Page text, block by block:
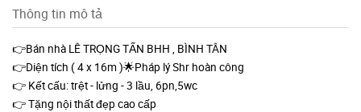
Thông tin mô tả
👉Bán nhà LÊ TRỌNG TẤN BHH , BÌNH TÂN
👉Diện tích ( 4 x 16m )🌟Pháp lý Shr hoàn công
👉 Kết cấu: trệt - lửng - 3 lầu, 6pn,5wc
👉 Tặng nội thất đẹp cao cấp